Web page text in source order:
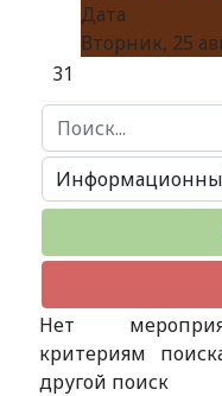
Вторник, 25
31
Поиск...
Нет
критериям
другой поиск